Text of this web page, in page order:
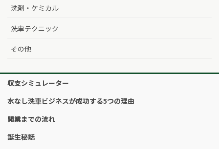
洗剤・ケミカル
洗車テクニック
その他
収支シミュレーター
水なし洗車ビジネスが成功する5つの理由
開業までの流れ
誕生秘話